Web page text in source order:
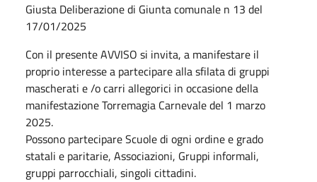
Giusta Deliberazione di Giunta comunale n 13 del
17/01/2025
Con il presente AVVISO si invita, a manifestare il
proprio interesse a partecipare alla sfilata di gruppi
mascherati e /o carri allegorici in occasione della
manifestazione Torremagia Carnevale del 1 marzo
2025.
Possono partecipare Scuole di ogni ordine e grado
statali e paritarie, Associazioni, Gruppi informali,
gruppi parrocchiali, singoli cittadini.